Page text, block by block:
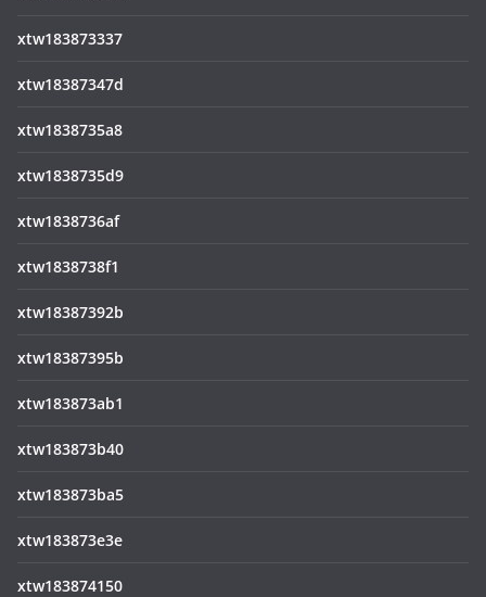
xtw183873337
xtw18387347d
xtw1838735a8
xtw1838735d9
xtw1838736af
xtw1838738f1
xtw18387392b
xtw18387395b
xtw183873ab1
xtw183873b40
xtw183873ba5
xtw183873e3e
xtw183874150